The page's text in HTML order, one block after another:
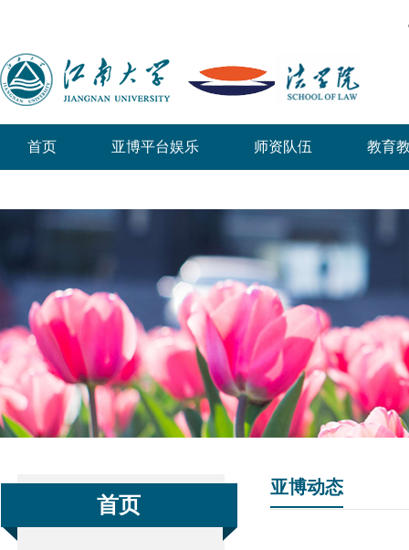
首页 亚博平台娱乐 师资队伍 教育
首页
亚博动态